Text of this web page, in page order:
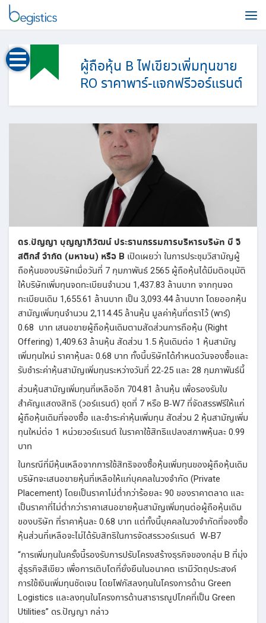
Skip
ผู้ถือหุ้น B ไฟเขียวเพิ่มทุนขาย
RO ราคาพาร์-แจกฟรีวอร์แรนต์
ดร.ปัญญา บุญญาภิวัฒน์ ประธานกรรมการบริหารบริษัท บี จิ
สติกส์ จำกัด (มหาชน) หรือ B เปิดเผยว่า ในการประชุมวิสามัญผู้
ถือหุ้นของบริษัทเมื่อวันที่ 7 กุมภาพันธ์ 2565 ผู้ถือหุ้นได้มีมติอนุมัติ
ให้บริษัทเพิ่มทุนจดทะเบียนจำนวน 1,437.83 ล้านบาท จากทุนจด
ทะเบียนเดิม 1,655.61 ล้านบาท เป็น 3,093.44 ล้านบาท โดยออกหุ้น
สามัญเพิ่มทุนจำนวน 2,114.45 ล้านหุ้น มูลค่าหุ้นที่ตราไว้ (พาร์)
0.68 บาท เสนอขายผู้ถือหุ้นเดิมตามสัดส่วนการถือหุ้น (Right
Offering) 1,409.63 ล้านหุ้น สัดส่วน 1.5 หุ้นเดิมต่อ 1 หุ้นสามัญ
เพิ่มทุนใหม่ ราคาหุ้นละ 0.68 บาท ทั้งนี้บริษัทได้กำหนดวันจองซื้อและ
รับชำระค่าหุ้นสามัญเพิ่มทุนระหว่างวันที่ 22-25 และ 28 กุมภาพันธ์นี้
ส่วนหุ้นสามัญเพิ่มทุนที่เหลืออีก 704.81 ล้านหุ้น เพื่อรองรับใบ
สำคัญแสดงสิทธิ (วอร์แรนต์) ชุดที่ 7 หรือ B-W7 ที่จัดสรรฟรีให้แก่
ผู้ถือหุ้นเดิมที่จองซื้อ และชำระค่าหุ้นเพิ่มทุน สัดส่วน 2 หุ้นสามัญเพิ่ม
ทุนใหม่ต่อ 1 หน่วยวอร์แรนต์ ในราคาใช้สิทธิแปลงสภาพหุ้นละ 0.99
บาท
ในกรณีที่มีหุ้นเหลือจากการใช้สิทธิจองซื้อหุ้นเพิ่มทุนของผู้ถือหุ้นเดิม
บริษัทจะเสนอขายหุ้นที่เหลือให้แก่บุคคลในวงจำกัด (Private
Placement) โดยเป็นราคาไม่ต่ำกว่าร้อยละ 90 ของราคาตลาด และ
เป็นราคาที่ไม่ต่ำกว่าราคาเสนอขายหุ้นสามัญเพิ่มทุนต่อผู้ถือหุ้นเดิม
ของบริษัท ที่ราคาหุ้นละ 0.68 บาท แต่ทั้งนี้บุคคลในวงจำกัดที่จองซื้อ
หุ้นส่วนที่เหลือจะไม่ได้รับสิทธิในการจัดสรรวอร์แรนต์ W-B7
“การเพิ่มทุนในครั้งนี้รองรับการปรับโครงสร้างธุรกิจของกลุ่ม B ที่มุ่ง
สู่ธุรกิจสีเขียว เพื่อการเติบโตที่ยั่งยืนในอนาคต เรามีวัตถุประสงค์
การใช้เงินเพิ่มทุนชัดเจน โดยโฟกัสลงทุนในโครงการด้าน Green
Logistics และลงทุนในโครงการด้านสาธารณูปโภคที่เป็น Green
Utilities” ดร.ปัญญา กล่าว